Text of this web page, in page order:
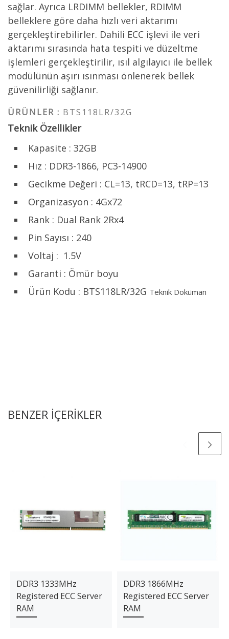
sağlar. Ayrıca LRDIMM bellekler, RDIMM
belleklere göre daha hızlı veri aktarımı
gerçekleştirebilirler. Dahili ECC işlevi ile veri
aktarımı sırasında hata tespiti ve düzeltme
işlemleri gerçekleştirilir, ısıl algılayıcı ile bellek
modülünün aşırı ısınması önlenerek bellek
güvenilirliği sağlanır.
ÜRÜNLER : BTS118LR/32G
Teknik Özellikler
Kapasite : 32GB
Hız : DDR3-1866, PC3-14900
Gecikme Değeri : CL=13, tRCD=13, tRP=13
Organizasyon : 4Gx72
Rank : Dual Rank 2Rx4
Pin Sayısı : 240
Voltaj : 1.5V
Garanti : Ömür boyu
Ürün Kodu : BTS118LR/32G Teknik Doküman
BENZER IÇERIKLER
DDR3 1333MHz
Registered ECC Server
RAM
DDR3 1866MHz
Registered ECC Server
RAM